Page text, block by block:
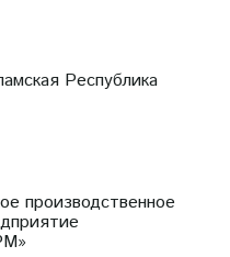
Республика
производственное